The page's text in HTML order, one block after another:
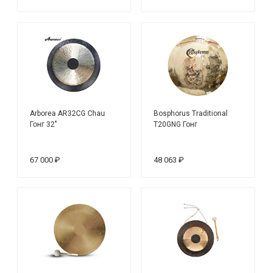
Arborea AR32CG Chau
Гонг 32"
67 000 ₽
Bosphorus Traditional
T20GNG Гонг
48 063 ₽